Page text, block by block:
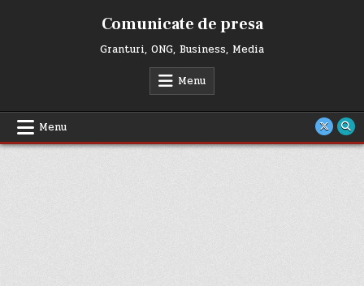
Comunicate de presa
Granturi, ONG, Business, Media
Menu
Menu